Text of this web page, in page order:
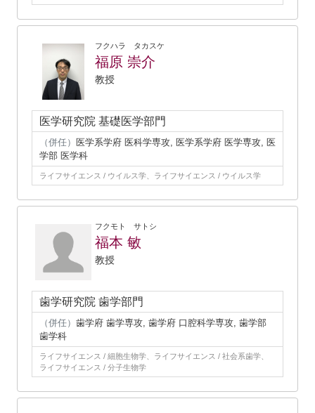
フクハラ タカスケ
福原 崇介
教授
医学研究院 基礎医学部門
（併任） 医学系学府 医科学専攻, 医学系学府 医学専攻, 医
学部 医学科
ライフサイエンス / ウイルス学、ライフサイエンス / ウイルス学
フクモト サトシ
福本 敏
教授
歯学研究院 歯学部門
（併任） 歯学府 歯学専攻, 歯学府 口腔科学専攻, 歯学部
歯学科
ライフサイエンス / 細胞生物学、ライフサイエンス / 社会系歯学、
ライフサイエンス / 分子生物学